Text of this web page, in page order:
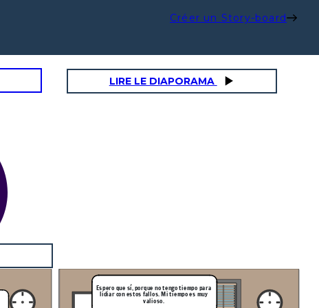
Créer un Story-board
LIRE LE DIAPORAMA
Espero que sí, porque no tengo tiempo para
lidiar con estos fallos. Mi tiempo es muy
valioso.